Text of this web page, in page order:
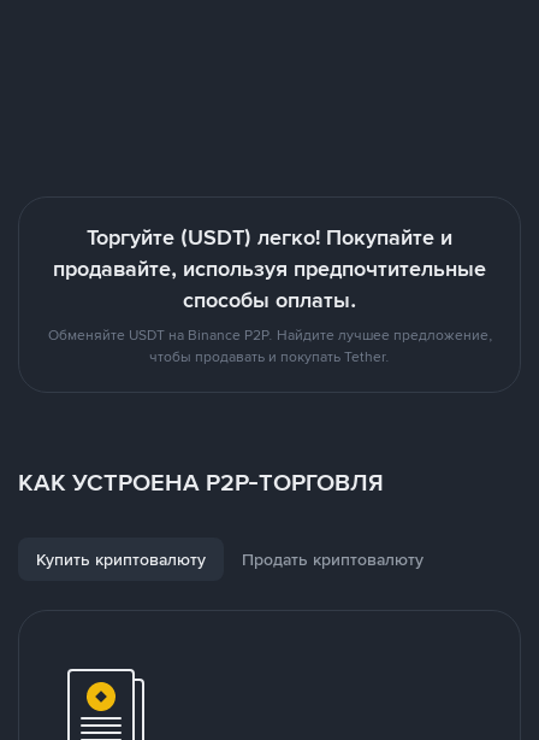
Торгуйте (USDT) легко! Покупайте и
продавайте, используя предпочтительные
способы оплаты.
Обменяйте USDT на Binance P2P. Найдите лучшее предложение,
чтобы продавать и покупать Tether.
КАК УСТРОЕНА P2P-ТОРГОВЛЯ
Купить криптовалюту Продать криптовалюту